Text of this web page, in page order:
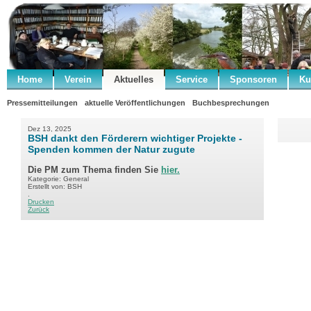
Home Verein Aktuelles Service Sponsoren
Pressemitteilungen aktuelle Veröffentlichungen Buchbesprechungen
Dez 13, 2025
BSH dankt den Förderern wichtiger Projekte -
Spenden kommen der Natur zugute
Die PM zum Thema finden Sie hier.
Kategorie: General
Erstellt von: BSH
Drucken
Zurück